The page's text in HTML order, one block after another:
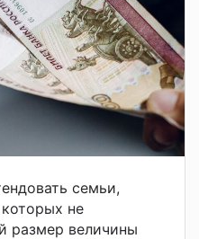
семьи,
не
размер величины